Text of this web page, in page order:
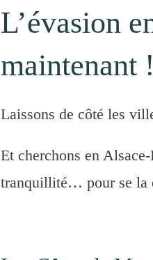
L’évasion
maintenant !
Laissons de côté les
Et cherchons en
tranquillité… pour se la